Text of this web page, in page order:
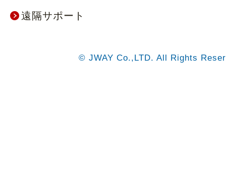
遠隔サポート
© JWAY Co.,LTD. All Rights